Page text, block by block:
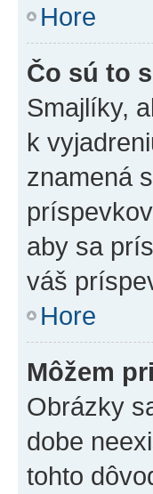
Hore
Čo sú to
Smajlíky,
k
znamená
aby sa
váš
Hore
Môžem
Obrázky
dobe
tohto